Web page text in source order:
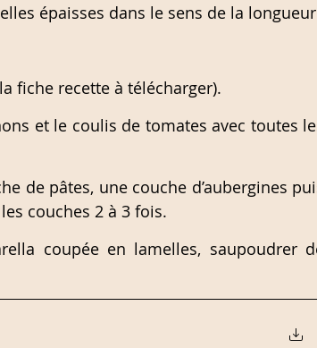
épaisses dans le sens de la
fiche recette à télécharger).
et le coulis de tomates avec toutes
de pâtes, une couche d’aubergines
couches 2 à 3 fois.
coupée en lamelles, saupoudrer